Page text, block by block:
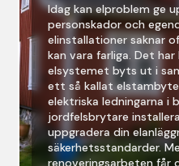
Idag kan elproblem ge
personskador och
elinstallationer saknar
kan vara farliga. Det
elsystemet byts ut i
ett så kallat
elektriska ledningarna i
jordfelsbrytare
uppgradera din
säkerhetsstandarder.
renoveringsarbeten får